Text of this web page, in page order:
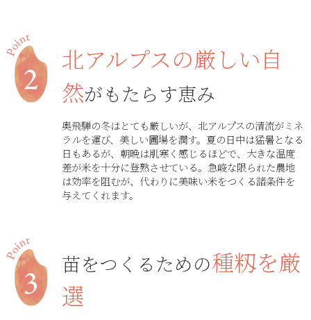
北アルプスの厳しい自
然がもたらす恵み
奥飛騨の冬はとても厳しいが、北アルプスの清流がミネ
ラルを運び、美しい圃場を潤す。夏の日中は猛暑となる
日もあるが、朝晩は肌寒く感じるほどで、大きな温度
差が米を十分に登熟させている。急峻な限られた農地
は効率を阻むが、代わりに美味い米をつくる諸条件を
与えてくれます。
苗をつくるための種籾を厳
選